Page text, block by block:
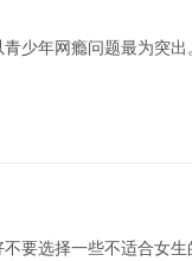
少年网瘾问题最为突出
要选择一些不适合女生